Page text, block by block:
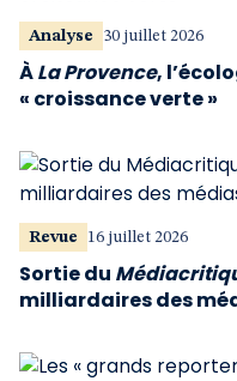
Analyse 30 juillet 2026
ÀLa Provence,
« croissance verte »
Revue 16 juillet 2026
Sortie du
milliardaires des